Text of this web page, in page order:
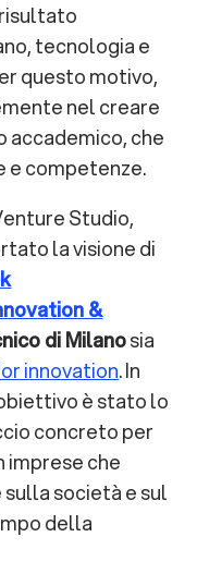
risultato
tecnologia e
questo motivo,
nel creare
accademico, che
e competenze.
Studio,
la visione di
&
di Milanosia
innovation. In
è stato lo
concreto per
imprese che
società e sul
della